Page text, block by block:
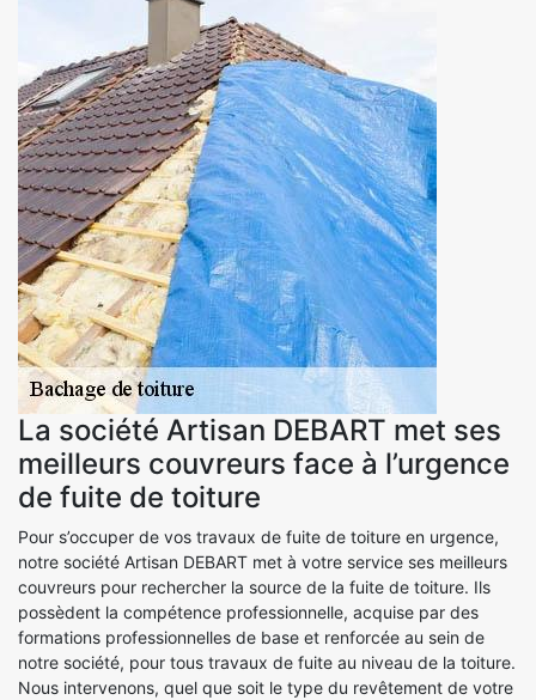
La société Artisan DEBART met ses
meilleurs couvreurs face à l’urgence
de fuite de toiture
Pour s’occuper de vos travaux de fuite de toiture en urgence,
notre société Artisan DEBART met à votre service ses meilleurs
couvreurs pour rechercher la source de la fuite de toiture. Ils
possèdent la compétence professionnelle, acquise par des
formations professionnelles de base et renforcée au sein de
notre société, pour tous travaux de fuite au niveau de la toiture.
Nous intervenons, quel que soit le type du revêtement de votre